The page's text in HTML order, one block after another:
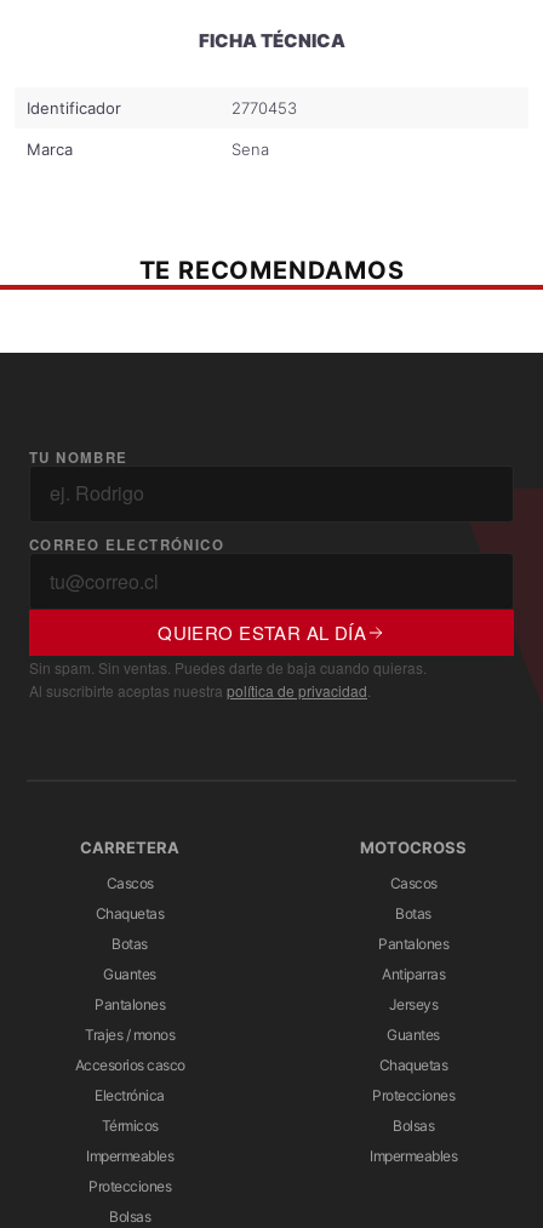
Actualización de firmware por cable y Wifi Adapter.
App disponible para iPhone y Android.
Hasta 8 km de alcance para Mesh Intercom con un grupo mínimo de 6
Tiempo de conversación de 8 horas y tiempo de carga de 2.5 horas.
Certificaciones CE, FCC, IC.
FICHA TÉCNICA
Identificador 2770453
Marca Sena
TE RECOMENDAMOS
TU NOMBRE
CORREO ELECTRÓNICO
QUIERO ESTAR AL DÍA
Sin spam. Sin ventas. Puedes darte de baja cuando quieras.
Al suscribirte aceptas nuestra política de privacidad
CARRETERA
Cascos
Chaquetas
Botas
Guantes
Pantalones
Trajes / monos
Accesorios casco
Electrónica
Térmicos
Impermeables
Protecciones
Bolsas
MOTOCROSS
Cascos
Botas
Pantalones
Antiparras
Jerseys
Guantes
Chaquetas
Protecciones
Bolsas
Impermeables